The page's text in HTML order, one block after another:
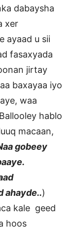
dabaysha
xer
ayaad u sii
fasaxyada
jirtay
baxayaa iyo
waa
hablo
macaan,
gobeey
ahayde..)
kale geed
hoos